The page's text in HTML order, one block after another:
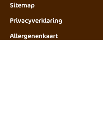
Sitemap
Privacyverklaring
Allergenenkaart